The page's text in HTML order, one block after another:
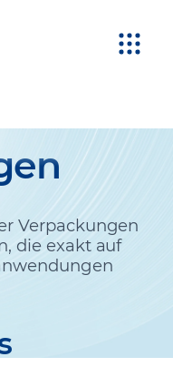
Verpackungen
die exakt auf